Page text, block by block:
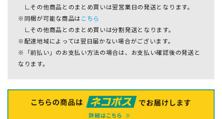
∟その他商品とのまとめ買いは翌営業日の発送となります。
※同梱が可能な商品はこちら
∟その他商品とのまとめ買いは分割発送となります。
※配達地域によっては翌日届かない場合がございます。
※「前払い」のお支払い方法の場合は、お支払い確認後の発送と
なります。